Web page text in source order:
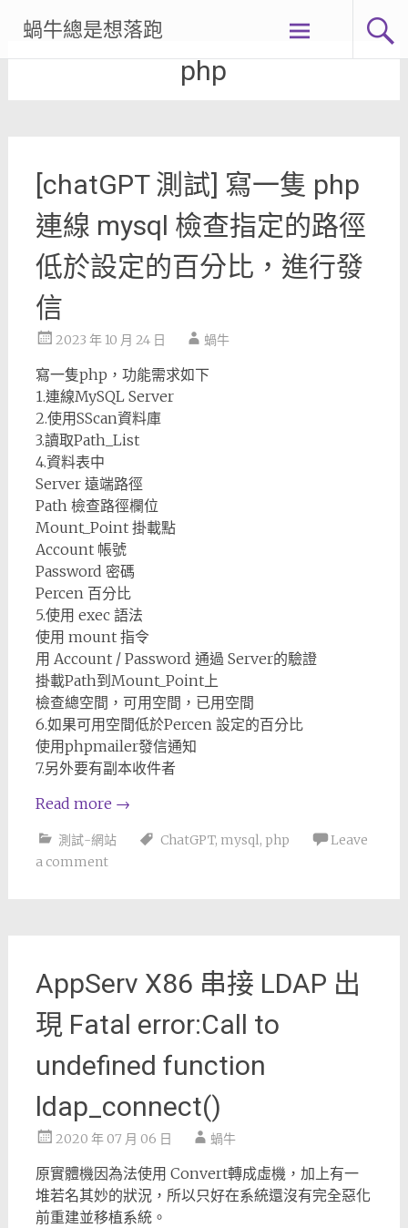
content
蝸牛總是想落跑
php
[chatGPT 測試] 寫一隻 php
連線 mysql 檢查指定的路徑
低於設定的百分比，進行發
信
2023 年 10 月 24 日 蝸牛
寫一隻php，功能需求如下
1.連線MySQL Server
2.使用SScan資料庫
3.讀取Path_List
4.資料表中
Server 遠端路徑
Path 檢查路徑欄位
Mount_Point 掛載點
Account 帳號
Password 密碼
Percen 百分比
5.使用 exec 語法
使用 mount 指令
用 Account / Password 通過 Server的驗證
掛載Path到Mount_Point上
檢查總空間，可用空間，已用空間
6.如果可用空間低於Percen 設定的百分比
使用phpmailer發信通知
7.另外要有副本收件者
Read more →
測試-網站 ChatGPT, mysql, php
Leave
a comment
AppServ X86 串接 LDAP 出
現 Fatal error:Call to
undefined function
ldap_connect()
2020 年 07 月 06 日 蝸牛
原實體機因為法使用 Convert轉成虛機，加上有一
堆若名其妙的狀況，所以只好在系統還沒有完全惡化
前重建並移植系統。